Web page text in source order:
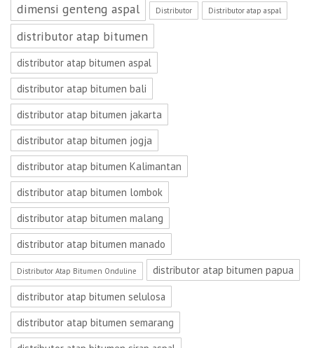
dimensi genteng aspal Distributor Distributor atap aspal
distributor atap bitumen
distributor atap bitumen aspal
distributor atap bitumen bali
distributor atap bitumen jakarta
distributor atap bitumen jogja
distributor atap bitumen Kalimantan
distributor atap bitumen lombok
distributor atap bitumen malang
distributor atap bitumen manado
Distributor Atap Bitumen Onduline
distributor atap bitumen papua
distributor atap bitumen selulosa
distributor atap bitumen semarang